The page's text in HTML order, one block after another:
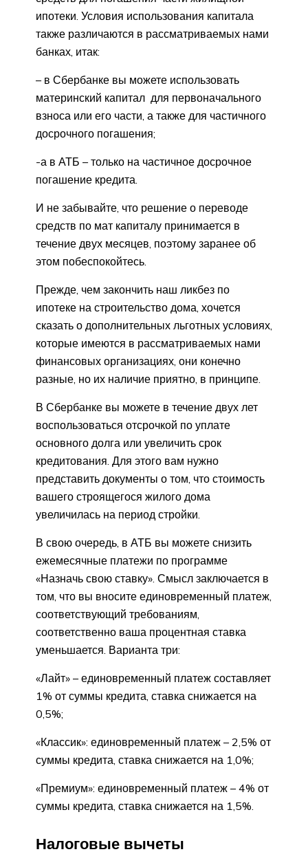
ипотеки. Условия использования капитала
также различаются в рассматриваемых нами
банках, итак:
– в Сбербанке вы можете использовать
материнский капитал для первоначального
взноса или его части, а также для частичного
досрочного погашения;
-а в АТБ – только на частичное досрочное
погашение кредита.
И не забывайте, что решение о переводе
средств по мат капиталу принимается в
течение двух месяцев, поэтому заранее об
этом побеспокойтесь.
Прежде, чем закончить наш ликбез по
ипотеке на строительство дома, хочется
сказать о дополнительных льготных условиях,
которые имеются в рассматриваемых нами
финансовых организациях, они конечно
разные, но их наличие приятно, в принципе.
В Сбербанке вы можете в течение двух лет
воспользоваться отсрочкой по уплате
основного долга или увеличить срок
кредитования. Для этого вам нужно
представить документы о том, что стоимость
вашего строящегося жилого дома
увеличилась на период стройки.
В свою очередь, в АТБ вы можете снизить
ежемесячные платежи по программе
«Назначь свою ставку». Смысл заключается в
том, что вы вносите единовременный платеж,
соответствующий требованиям,
соответственно ваша процентная ставка
уменьшается. Варианта три:
«Лайт» – единовременный платеж составляет
1% от суммы кредита, ставка снижается на
0,5%;
«Классик»: единовременный платеж – 2,5% от
суммы кредита, ставка снижается на 1,0%;
«Премиум»: единовременный платеж – 4% от
суммы кредита, ставка снижается на 1,5%.
Налоговые вычеты